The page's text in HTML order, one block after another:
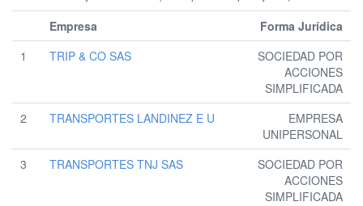
Empresa
Forma Jurídica
1
TRIP & CO SAS
SOCIEDAD POR
ACCIONES
SIMPLIFICADA
2
TRANSPORTES LANDINEZ E U
EMPRESA
UNIPERSONAL
3
TRANSPORTES TNJ SAS
SOCIEDAD POR
ACCIONES
SIMPLIFICADA